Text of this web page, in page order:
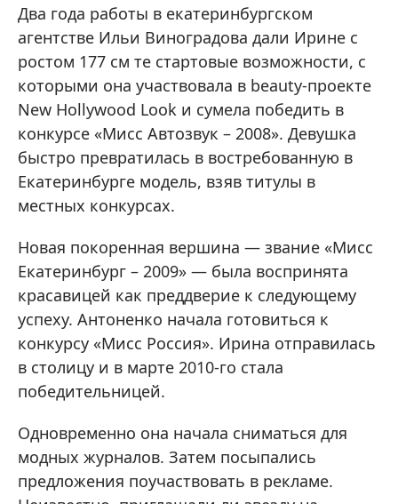
Два года работы в екатеринбургском
агентстве Ильи Виноградова дали Ирине с
ростом 177 см те стартовые возможности, с
которыми она участвовала в beauty-проекте
New Hollywood Look и сумела победить в
конкурсе «Мисс Автозвук – 2008». Девушка
быстро превратилась в востребованную в
Екатеринбурге модель, взяв титулы в
местных конкурсах.
Новая покоренная вершина — звание «Мисс
Екатеринбург – 2009» — была воспринята
красавицей как преддверие к следующему
успеху. Антоненко начала готовиться к
конкурсу «Мисс Россия». Ирина отправилась
в столицу и в марте 2010-го стала
победительницей.
Одновременно она начала сниматься для
модных журналов. Затем посыпались
предложения поучаствовать в рекламе.